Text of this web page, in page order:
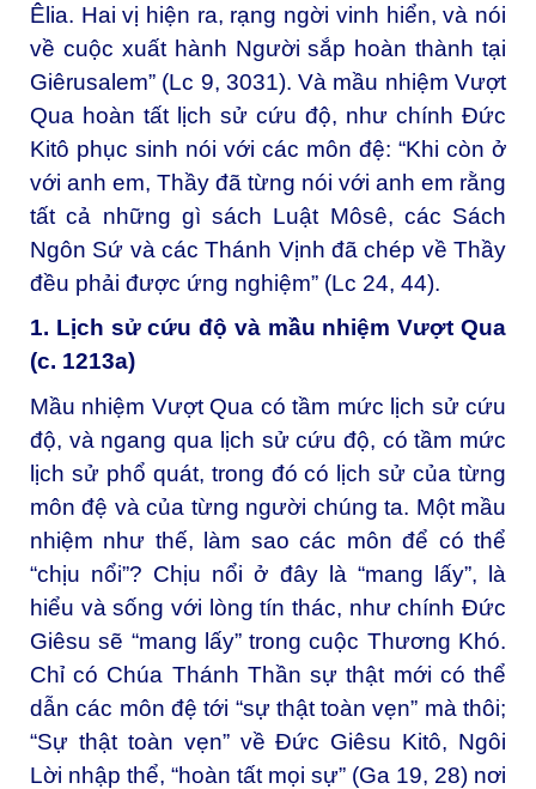
Êlia. Hai vị hiện ra, rạng ngời vinh hiển, và nói
về cuộc xuất hành Người sắp hoàn thành tại
Giêrusalem” (Lc 9, 3031). Và mầu nhiệm Vượt
Qua hoàn tất lịch sử cứu độ, như chính Đức
Kitô phục sinh nói với các môn đệ: “Khi còn ở
với anh em, Thầy đã từng nói với anh em rằng
tất cả những gì sách Luật Môsê, các Sách
Ngôn Sứ và các Thánh Vịnh đã chép về Thầy
đều phải được ứng nghiệm” (Lc 24, 44).
1. Lịch sử cứu độ và mầu nhiệm Vượt Qua
(c. 1213a)
Mầu nhiệm Vượt Qua có tầm mức lịch sử cứu
độ, và ngang qua lịch sử cứu độ, có tầm mức
lịch sử phổ quát, trong đó có lịch sử của từng
môn đệ và của từng người chúng ta. Một mầu
nhiệm như thế, làm sao các môn để có thể
“chịu nổi”? Chịu nổi ở đây là “mang lấy”, là
hiểu và sống với lòng tín thác, như chính Đức
Giêsu sẽ “mang lấy” trong cuộc Thương Khó.
Chỉ có Chúa Thánh Thần sự thật mới có thể
dẫn các môn đệ tới “sự thật toàn vẹn” mà thôi;
“Sự thật toàn vẹn” về Đức Giêsu Kitô, Ngôi
Lời nhập thể, “hoàn tất mọi sự” (Ga 19, 28) nơi